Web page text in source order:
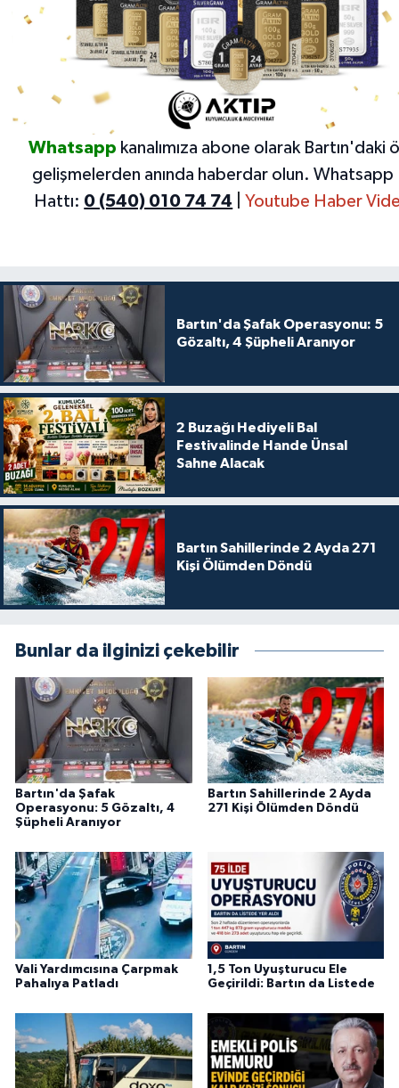
Whatsapp kanalımıza abone olarak Bartın'daki
gelişmelerden anında haberdar olun. Whatsapp
Hattı: 0 (540) 010 74 74 |Youtube Haber
Bartın'da Şafak Operasyonu: 5
Gözaltı, 4 Şüpheli Aranıyor
2 Buzağı Hediyeli Bal
Festivalinde Hande Ünsal
Sahne Alacak
Bartın Sahillerinde 2 Ayda 271
Kişi Ölümden Döndü
Bunlar da ilginizi çekebilir
Bartın'da Şafak
Operasyonu: 5 Gözaltı, 4
Şüpheli Aranıyor
Bartın Sahillerinde 2 Ayda
271 Kişi Ölümden Döndü
Vali Yardımcısına Çarpmak
Pahalıya Patladı
1,5 Ton Uyuşturucu Ele
Geçirildi: Bartın da Listede